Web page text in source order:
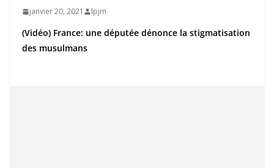
janvier 20, 2021 lpjm
(Vidéo) France: une députée dénonce la stigmatisation
des musulmans